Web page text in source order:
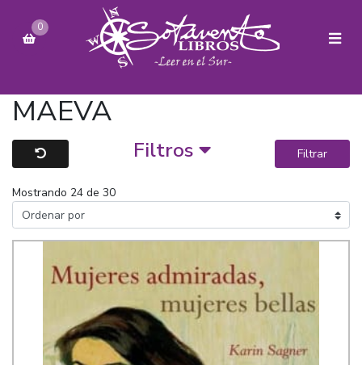
0
MAEVA
Filtros Filtrar
Mostrando 24 de 30